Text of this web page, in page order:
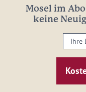
Mosel im
keine
Ihre
E-
Mail-